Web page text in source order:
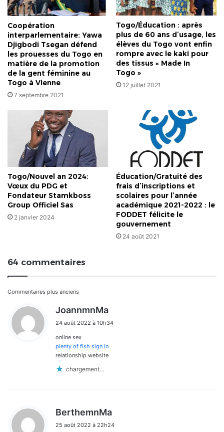
Coopération
interparlementaire: Yawa
Djigbodi Tsegan défend
les prouesses du Togo en
matière de la promotion
de la gent féminine au
Togo à Vienne
7 septembre 2021
Togo/Éducation : après
plus de 60 ans d’usage, les
élèves du Togo vont enfin
rompre avec le kaki pour
des tissus « Made In
Togo »
12 juillet 2021
Togo/Nouvel an 2024:
Vœux du PDG et
Fondateur Stamkboss
Group Officiel Sas
2 janvier 2024
Éducation/Gratuité des
frais d’inscriptions et
scolaires pour l’année
académique 2021-2022 : le
FODDET félicite le
gouvernement
24 août 2021
64 commentaires
Navigation
dans
les
commentaires
Commentaires plus anciens
JoannmnMa
t
24 août 2022 à 10h34
online sex
plenty of fish sign in
relationship website
chargement…
BerthemnMa
t
25 août 2022 à 22h24